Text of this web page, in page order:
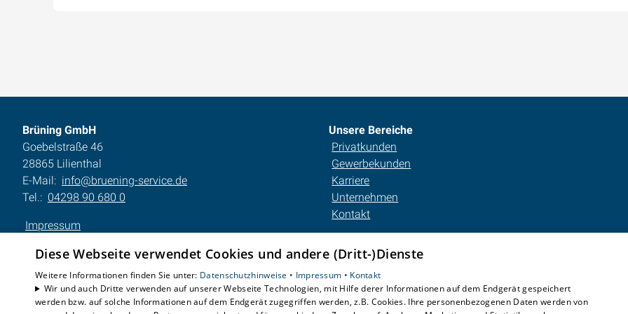
Brüning GmbH
Goebelstraße 46
28865 Lilienthal
E-Mail: info@bruening-service.de
Tel.: 04298 90 680 0
Impressum
AGB
Barrierefreiheitserklärung
Unsere Bereiche
Privatkunden
Gewerbekunden
Karriere
Unternehmen
Kontakt
Diese Webseite verwendet Cookies und andere (Dritt-)Dienste
Weitere Informationen finden Sie unter: Datenschutzhinweise • Impressum • Kontakt
Wir und auch Dritte verwenden auf unserer Webseite Technologien, mit Hilfe derer Informationen auf dem Endgerät gespeichert
werden bzw. auf solche Informationen auf dem Endgerät zugegriffen werden, z.B. Cookies. Ihre personenbezogenen Daten werden von